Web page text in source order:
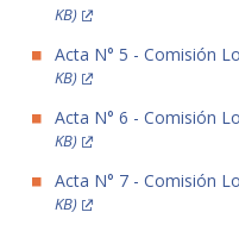
KB)
Acta N° 5 - Comisión
KB)
Acta N° 6 - Comisión
KB)
Acta N° 7 - Comisión
KB)